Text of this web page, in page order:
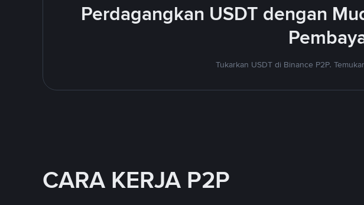
Perdagangkan USDT dengan
Tukarkan USDT di Binance P2P.
CARA KERJA P2P